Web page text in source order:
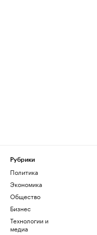
Рубрики
Политика
Экономика
Общество
Бизнес
Технологии и
медиа